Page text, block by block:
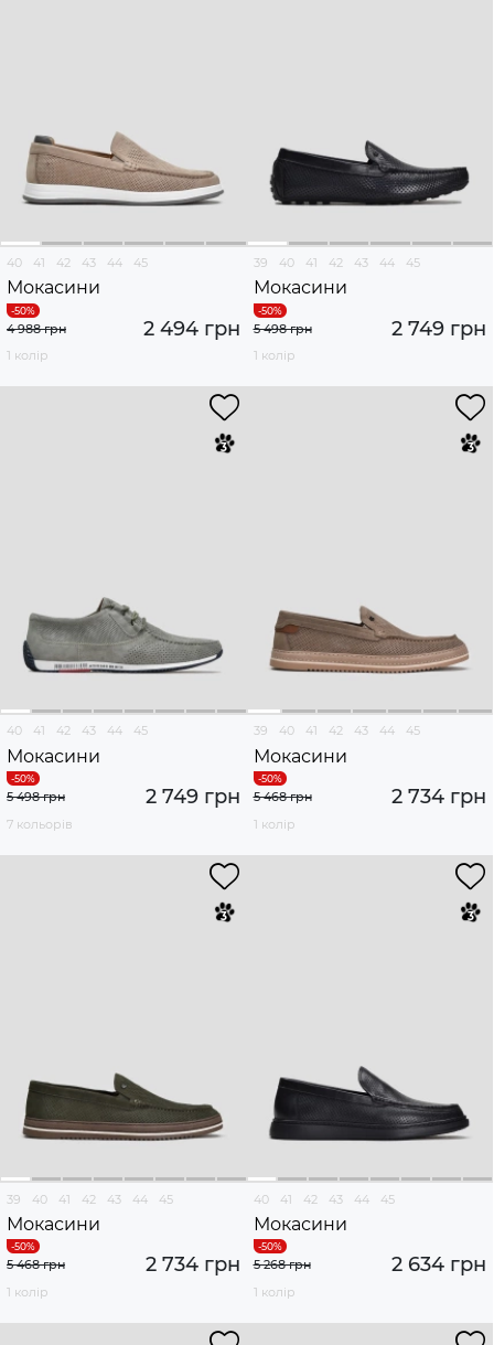
40 41 42 43 44 45
Мокасини
2 494 грн
4 988 грн
1 колір
39 40 41 42 43 44 45
Мокасини
2 749 грн
5 498 грн
1 колір
40 41 42 43 44 45
Мокасини
2 749 грн
5 498 грн
7 кольорів
39 40 41 42 43 44 45
Мокасини
2 734 грн
5 468 грн
1 колір
39 40 41 42 43 44 45
Мокасини
2 734 грн
5 468 грн
1 колір
40 41 42 43 44 45
Мокасини
2 634 грн
5 268 грн
1 колір